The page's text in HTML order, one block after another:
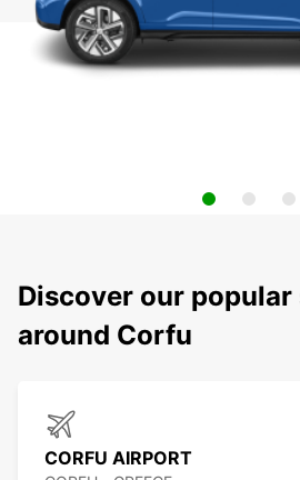
Discover our
around Corfu
CORFU AIRPORT